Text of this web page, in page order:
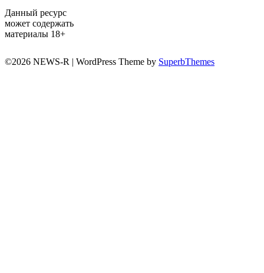
Данный ресурс
может содержать
материалы 18+
©2026 NEWS-R | WordPress Theme by SuperbThemes